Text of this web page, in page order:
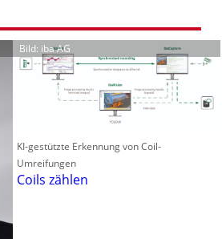
Bild: iba AG
KI-gestützte Erkennung von Coil-
Umreifungen
Coils zählen